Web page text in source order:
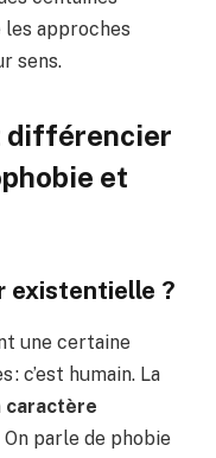
les approches
sens.
différencier
et
existentielle ?
une certaine
: c’est humain. La
caractère
On parle de phobie